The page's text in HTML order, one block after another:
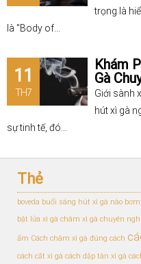
trọng là
là "Body of...
11
TH7
Khám
Gà
Giới sành
hút xì gà
sự tinh tế, đó...
Thẻ
boveda buổi sáng hút xì gà nào
bật lửa xì gà châm xì gà chuyên
ẩm Cách châm xì gà đúng cách
cách cắt xì gà cách dập tàn xì gà